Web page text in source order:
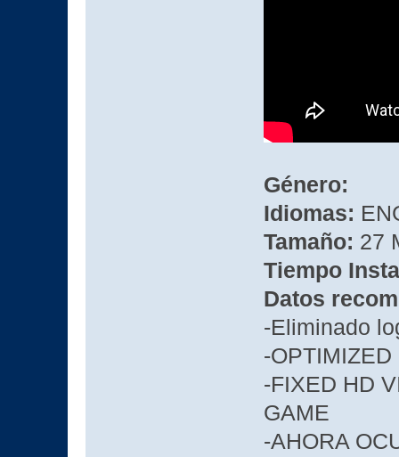
Género:
Idiomas:
Tamaño: 27
Tiempo
Datos
-Eliminado
-
-FIXED HD
GAME
-AHORA